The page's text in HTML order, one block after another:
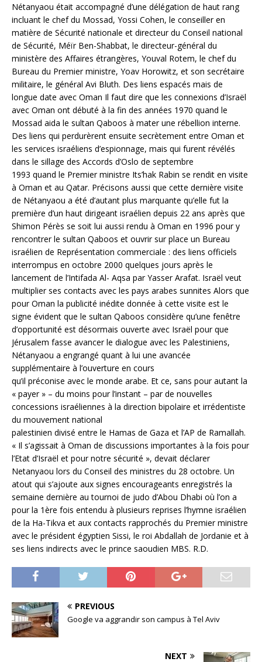
Nétanyaou était accompagné d’une délégation de haut rang
incluant le chef du Mossad, Yossi Cohen, le conseiller en
matière de Sécurité nationale et directeur du Conseil national
de Sécurité, Méïr Ben-Shabbat, le directeur-général du
ministère des Affaires étrangères, Youval Rotem, le chef du
Bureau du Premier ministre, Yoav Horowitz, et son secrétaire
militaire, le général Avi Bluth. Des liens espacés mais de
longue date avec Oman Il faut dire que les connexions d’Israël
avec Oman ont débuté à la fin des années 1970 quand le
Mossad aida le sultan Qaboos à mater une rébellion interne.
Des liens qui perdurèrent ensuite secrètement entre Oman et
les services israéliens d’espionnage, mais qui furent révélés
dans le sillage des Accords d’Oslo de septembre
1993 quand le Premier ministre Its’hak Rabin se rendit en visite
à Oman et au Qatar. Précisons aussi que cette dernière visite
de Nétanyaou a été d’autant plus marquante qu’elle fut la
première d’un haut dirigeant israélien depuis 22 ans après que
Shimon Pérès se soit lui aussi rendu à Oman en 1996 pour y
rencontrer le sultan Qaboos et ouvrir sur place un Bureau
israélien de Représentation commerciale : des liens officiels
interrompus en octobre 2000 quelques jours après le
lancement de l’Intifada Al- Aqsa par Yasser Arafat. Israël veut
multiplier ses contacts avec les pays arabes sunnites Alors que
pour Oman la publicité inédite donnée à cette visite est le
signe évident que le sultan Qaboos considère qu’une fenêtre
d’opportunité est désormais ouverte avec Israël pour que
Jérusalem fasse avancer le dialogue avec les Palestiniens,
Nétanyaou a engrangé quant à lui une avancée
supplémentaire à l’ouverture en cours
qu’il préconise avec le monde arabe. Et ce, sans pour autant la
« payer » – du moins pour l’instant – par de nouvelles
concessions israéliennes à la direction bipolaire et irrédentiste
du mouvement national
palestinien divisé entre le Hamas de Gaza et l’AP de Ramallah.
« Il s’agissait à Oman de discussions importantes à la fois pour
l’Etat d’Israël et pour notre sécurité », devait déclarer
Netanyaou lors du Conseil des ministres du 28 octobre. Un
atout qui s’ajoute aux signes encourageants enregistrés la
semaine dernière au tournoi de judo d’Abou Dhabi où l’on a
pour la 1ère fois entendu à plusieurs reprises l’hymne israélien
de la Ha-Tikva et aux contacts rapprochés du Premier ministre
avec le président égyptien Sissi, le roi Abdallah de Jordanie et à
ses liens indirects avec le prince saoudien MBS. R.D.
PREVIOUS
Google va aggrandir son campus à Tel Aviv
NEXT